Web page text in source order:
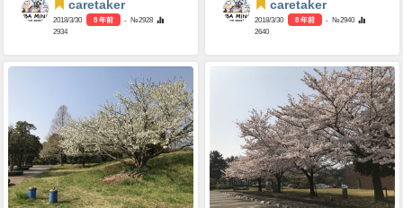
caretaker
2018/3/30 8 年前
- №2928
2934
caretaker
2018/3/30 8 年前
- №2940
2640